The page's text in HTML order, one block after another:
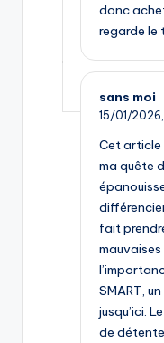
donc
regarde le
sans moi
15/01/2026,
Cet article
ma quête
fait
mauvaises
SMART,
jusqu’ici.
de détente